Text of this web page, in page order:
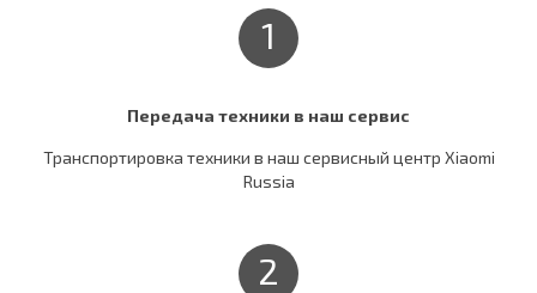
1
Передача техники в наш сервис
Транспортировка техники в наш сервисный центр Xiaomi
Russia
2